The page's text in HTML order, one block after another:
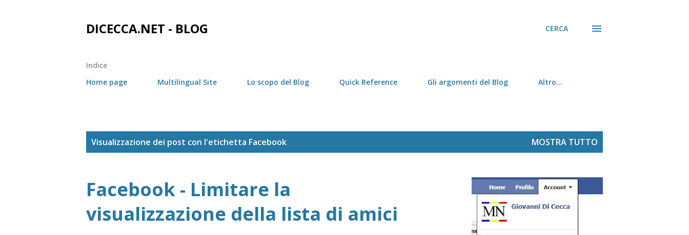
DICECCA.NET - BLOG CERCA
Indice
Home page
Multilingual Site Lo scopo del Blog Quick Reference Gli argomenti del Blog Altro…
Visualizzazione dei post con l'etichetta Facebook MOSTRA TUTTO
Facebook - Limitare la
visualizzazione della lista di amici